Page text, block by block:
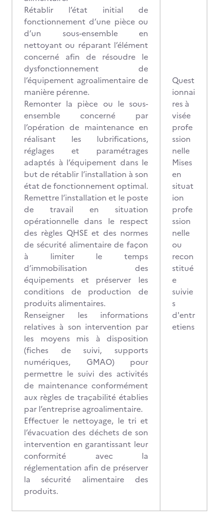
Rétablir l’état initial de
fonctionnement d’une pièce ou
d’un sous-ensemble en
nettoyant ou réparant l’élément
concerné afin de résoudre le
dysfonctionnement de
l’équipement agroalimentaire de
manière pérenne.
Remonter la pièce ou le sous-
ensemble concerné par
l’opération de maintenance en
réalisant les lubrifications,
réglages et paramétrages
adaptés à l’équipement dans le
but de rétablir l’installation à son
état de fonctionnement optimal.
Remettre l’installation et le poste
de travail en situation
opérationnelle dans le respect
des règles QHSE et des normes
de sécurité alimentaire de façon
à limiter le temps
d’immobilisation des
équipements et préserver les
conditions de production de
produits alimentaires.
Renseigner les informations
relatives à son intervention par
les moyens mis à disposition
(fiches de suivi, supports
numériques, GMAO) pour
permettre le suivi des activités
de maintenance conformément
aux règles de traçabilité établies
par l’entreprise agroalimentaire.
Effectuer le nettoyage, le tri et
l’évacuation des déchets de son
intervention en garantissant leur
conformité avec la
réglementation afin de préserver
la sécurité alimentaire des
produits.
Quest
ionnai
res à
visée
profe
ssion
nelle
Mises
en
situat
ion
profe
ssion
nelle
ou
recon
stitué
e
suivie
s
d'entr
etiens